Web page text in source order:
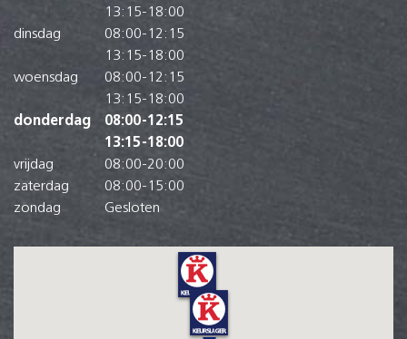
13:15-18:00
dinsdag
08:00-12:15
13:15-18:00
woensdag
08:00-12:15
13:15-18:00
donderdag
08:00-12:15
13:15-18:00
vrijdag
08:00-20:00
zaterdag
08:00-15:00
zondag
Gesloten